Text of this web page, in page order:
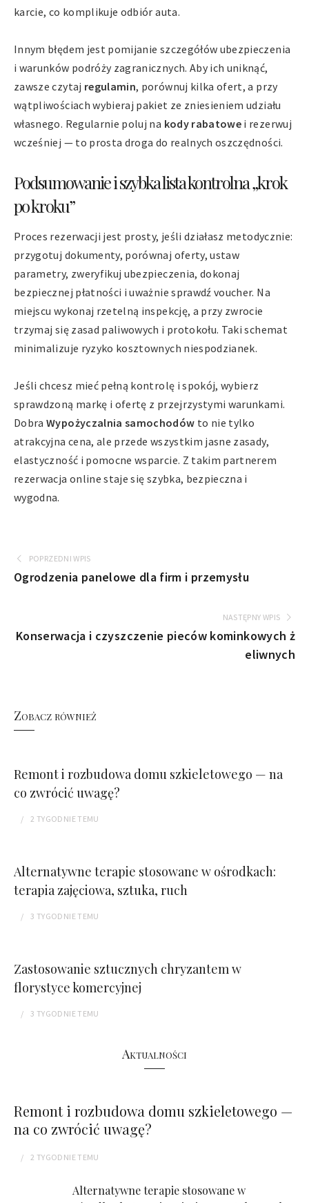
karcie, co komplikuje odbiór auta.
Innym błędem jest pomijanie szczegółów ubezpieczenia
i warunków podróży zagranicznych. Aby ich uniknąć,
zawsze czytaj regulamin, porównuj kilka ofert, a przy
wątpliwościach wybieraj pakiet ze zniesieniem udziału
własnego. Regularnie poluj na kody rabatowe i rezerwuj
wcześniej — to prosta droga do realnych oszczędności.
Podsumowanie i szybka lista kontrolna „krok
po kroku”
Proces rezerwacji jest prosty, jeśli działasz metodycznie:
przygotuj dokumenty, porównaj oferty, ustaw
parametry, zweryfikuj ubezpieczenia, dokonaj
bezpiecznej płatności i uważnie sprawdź voucher. Na
miejscu wykonaj rzetelną inspekcję, a przy zwrocie
trzymaj się zasad paliwowych i protokołu. Taki schemat
minimalizuje ryzyko kosztownych niespodzianek.
Jeśli chcesz mieć pełną kontrolę i spokój, wybierz
sprawdzoną markę i ofertę z przejrzystymi warunkami.
DobraWypożyczalnia samochodów to nie tylko
atrakcyjna cena, ale przede wszystkim jasne zasady,
elastyczność i pomocne wsparcie. Z takim partnerem
rezerwacja online staje się szybka, bezpieczna i
wygodna.
POPRZEDNI WPIS
Ogrodzenia panelowe dla firm i przemysłu
NASTĘPNY WPIS
Konserwacja i czyszczenie pieców kominkowych ż
eliwnych
Zobacz również
Remont i rozbudowa domu szkieletowego — na
co zwrócić uwagę?
2 TYGODNIE TEMU
Alternatywne terapie stosowane w ośrodkach:
terapia zajęciowa, sztuka, ruch
3 TYGODNIE TEMU
Zastosowanie sztucznych chryzantem w
florystyce komercyjnej
3 TYGODNIE TEMU
Aktualności
Remont i rozbudowa domu szkieletowego —
na co zwrócić uwagę?
2 TYGODNIE TEMU
Alternatywne terapie stosowane w